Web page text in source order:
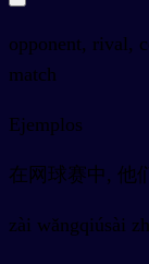
opponent, rival,
match
Ejemplos
在网球赛中, 他
zài wǎngqiúsài